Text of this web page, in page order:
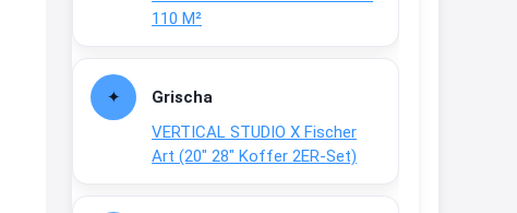
110 M²
Grischa
VERTICAL STUDIO X Fischer
Art (20″ 28″ Koffer 2ER-Set)
13:44
dich zu sehen, alles gut?
15:01